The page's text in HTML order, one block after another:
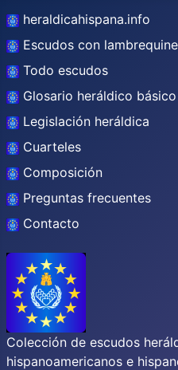
heraldicahispana.info
Escudos con
Todo escudos
Glosario heráldico básico
Legislación heráldica
Cuarteles
Composición
Preguntas frecuentes
Contacto
Colección de escudos
hispanoamericanos e